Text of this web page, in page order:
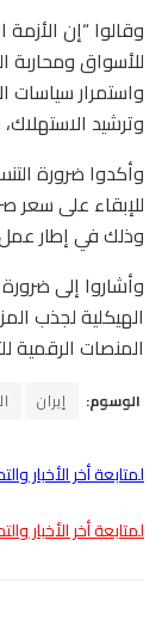
وقالوا “إن
للأسواق
واستمرار سياسات
وترشيد
وأكدوا ضرورة
للإبقاء على سعر
وذلك في إطار عمل
وأشاروا إلى ضرورة
الهيكلية لجذب
المنصات الرقمية
الوسوم: إيران
لمتابعة أخر الأخبار
لمتابعة أخر الأخبار